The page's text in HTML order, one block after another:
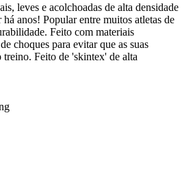
leves e acolchoadas de alta densidade
anos! Popular entre muitos atletas de
Feito com materiais
choques para evitar que as suas
treino. Feito de 'skintex' de alta